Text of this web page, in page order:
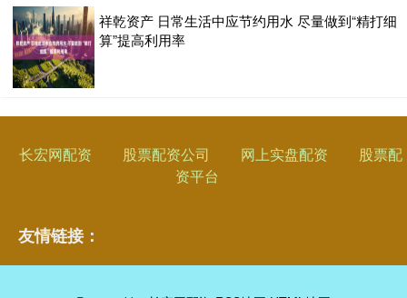
祥乾资产 日常生活中应节约用水 尽量做到“精打细
算”提高利用率
长宏网配资 股票配资公司 网上实盘配资
股票配
资平台
友情链接：